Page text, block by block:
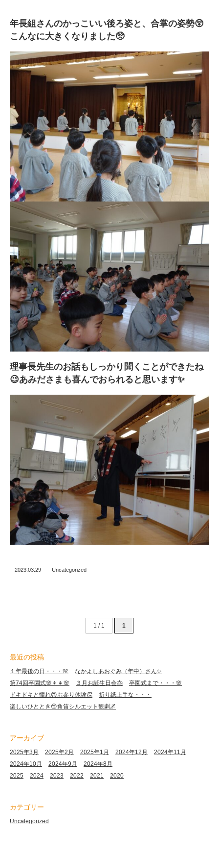
年長組さんのかっこいい後ろ姿と、合掌の姿勢😲
こんなに大きくなりました🥺
理事長先生のお話もしっかり聞くことができたね
😉あみださまも喜んでおられると思います✨
2023.03.29 Uncategorized
1 / 1 1
最近の投稿
１年最後の日・・・🌸
なかよしあおぐみ（年中）さん✨
第74回卒園式🌸👦👧🌸
３月お誕生日会🎂
卒園式まで・・・🌸
ドキドキと憧れ😍お参り体験👏
折り紙上手な・・・
楽しいひととき😚角笛シルエット観劇🌌
アーカイブ
2025年3月 2025年2月 2025年1月 2024年12月
2024年11月
2024年10月
2024年9月
2024年8月
2025
2024 2023 2022 2021 2020
カテゴリー
Uncategorized